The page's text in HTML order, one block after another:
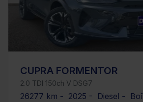
CUPRA FORMENTOR
2.0 TDI 150ch V DSG7
26277 km - 2025 - Diesel -